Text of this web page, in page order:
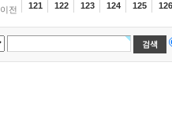
이전 121 122 123 124 125 126